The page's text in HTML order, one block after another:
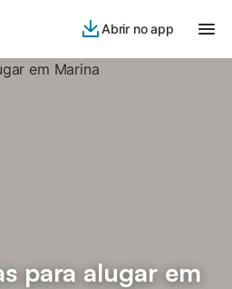
Abrir no app
para alugar em